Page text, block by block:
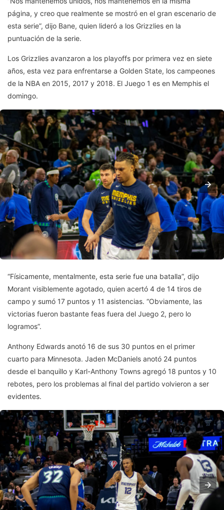
página, y creo que realmente se mostró en el gran escenario de
esta serie”, dijo Bane, quien lideró a los Grizzlies en la
puntuación de la serie.
Los Grizzlies avanzaron a los playoffs por primera vez en siete
años, esta vez para enfrentarse a Golden State, los campeones
de la NBA en 2015, 2017 y 2018. El Juego 1 es en Memphis el
domingo.
“Físicamente, mentalmente, esta serie fue una batalla”, dijo
Morant visiblemente agotado, quien acertó 4 de 14 tiros de
campo y sumó 17 puntos y 11 asistencias. “Obviamente, las
victorias fueron bastante feas fuera del Juego 2, pero lo
logramos”.
Anthony Edwards anotó 16 de sus 30 puntos en el primer
cuarto para Minnesota. Jaden McDaniels anotó 24 puntos
desde el banquillo y Karl-Anthony Towns agregó 18 puntos y 10
rebotes, pero los problemas al final del partido volvieron a ser
evidentes.